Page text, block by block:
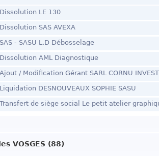
LE 130
SAS AVEXA
- SASU L.D Débosselage
AML Diagnostique
/ Modification Gérant SARL CORNU
DESNOUVEAUX SOPHIE SASU
de siège social Le petit atelier
VOSGES (88)